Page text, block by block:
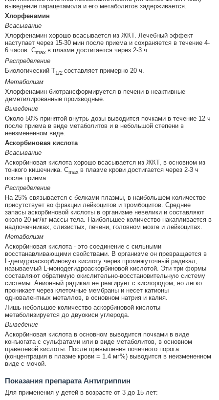
выведение парацетамола и его метаболитов задерживается.
Хлорфенамин
Всасывание
Хлорфенамин хорошо всасывается из ЖКТ. Лечебный эффект
наступает через 15-30 мин после приема и сохраняется в течение 4-
6 часов. Cmax в плазме достигается через 2-3 ч.
Распределение
Биологический T1/2 составляет примерно 20 ч.
Метаболизм
Хлорфенамин биотрансформируется в печени в неактивные
деметилированные производные.
Выведение
Около 50% принятой внутрь дозы выводится почками в течение 12 ч
после приема в виде метаболитов и в небольшой степени в
неизмененном виде.
Аскорбиновая кислота
Всасывание
Аскорбиновая кислота хорошо всасывается из ЖКТ, в основном из
тонкого кишечника. Cmax в плазме крови достигается через 2-3 ч
после приема.
Распределение
На 25% связывается с белками плазмы, в наибольшем количестве
присутствует во фракции лейкоцитов и тромбоцитов. Средние
запасы аскорбиновой кислоты в организме невелики и составляют
около 20 мг/кг массы тела. Наибольшее количество накапливается в
надпочечниках, слизистых, печени, головном мозге и лейкоцитах.
Метаболизм
Аскорбиновая кислота - это соединение с сильными
восстанавливающими свойствами. В организме он превращается в
L-дегидроаскорбиновую кислоту через промежуточный радикал,
называемый L-монодегидроаскорбиновой кислотой. Эти три формы
составляют обратимую окислительно-восстановительную систему
системы. Анионный радикал не реагирует с кислородом, но легко
проникает через клеточные мембраны и несет катионы
одновалентных металлов, в основном натрия и калия.
Лишь небольшое количество аскорбиновой кислоты
метаболизируется до двуокиси углерода.
Выведение
Аскорбиновая кислота в основном выводится почками в виде
конъюгата с сульфатами или в виде метаболитов, в основном
щавелевой кислоты. После превышения почечного порога
(концентрация в плазме крови = 1.4 мг%) выводится в неизмененном
виде с мочой.
Показания препарата Антигриппин
Для применения у детей в возрасте от 3 до 15 лет: